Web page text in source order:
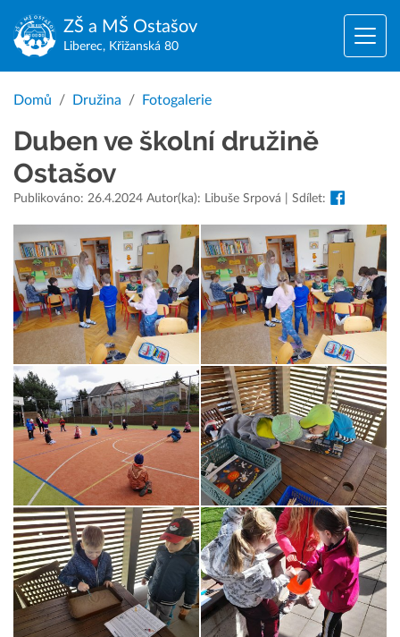
ZŠ a MŠ Ostašov
Liberec, Křižanská 80
Domů Družina Fotogalerie
Duben ve školní družině
Ostašov
Publikováno: 26.4.2024 Autor(ka): Libuše Srpová | Sdílet: